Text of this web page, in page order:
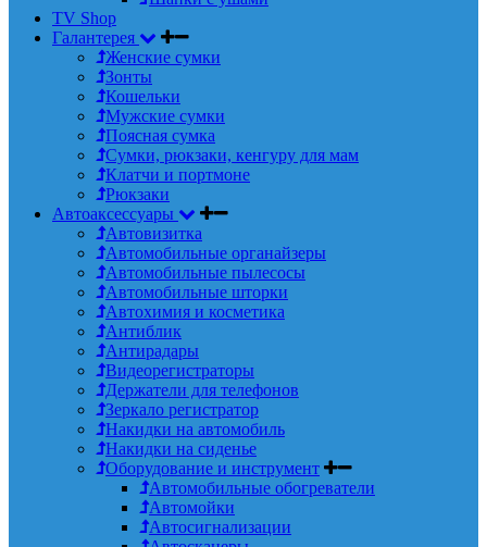
TV Shop
Галантерея
Женские сумки
Зонты
Кошельки
Мужские сумки
Поясная сумка
Сумки, рюкзаки, кенгуру для мам
Клатчи и портмоне
Рюкзаки
Автоаксессуары
Автовизитка
Автомобильные органайзеры
Автомобильные пылесосы
Автомобильные шторки
Автохимия и косметика
Антиблик
Антирадары
Видеорегистраторы
Держатели для телефонов
Зеркало регистратор
Накидки на автомобиль
Накидки на сиденье
Оборудование и инструмент
Автомобильные обогреватели
Автомойки
Автосигнализации